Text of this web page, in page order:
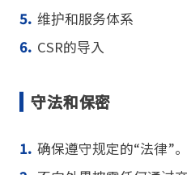
维护和服务体系
CSR的导入
守法和保密
确保遵守规定的“法律”。